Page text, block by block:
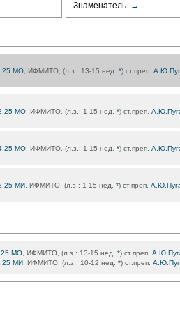
Знаменатель →
МО, ИФМИТО, (л.з.: 13-15 нед. *) ст.преп.
МО, ИФМИТО, (л.з.: 1-15 нед. *) ст.преп.
МО, ИФМИТО, (л.з.: 1-15 нед. *) ст.преп.
МИ , ИФМИТО, (л.з.: 1-15 нед. *) ст.преп.
МО , ИФМИТО, (л.з.: 13-15 нед. *) ст.преп.
МИ , ИФМИТО, (л.з.: 10-12 нед. *) ст.преп.